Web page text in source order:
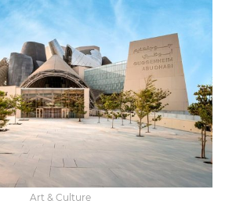
Art & Culture